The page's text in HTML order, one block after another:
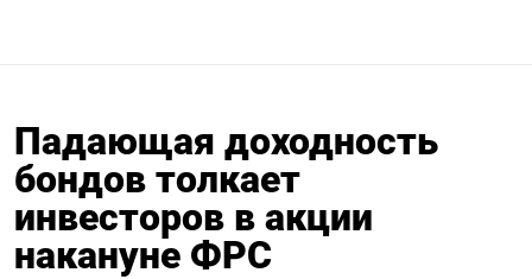
Падающая доходность
бондов толкает
инвесторов в акции
накануне ФРС